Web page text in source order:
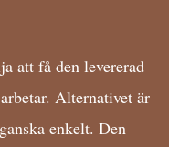
att få den levererad
Alternativet är
enkelt. Den